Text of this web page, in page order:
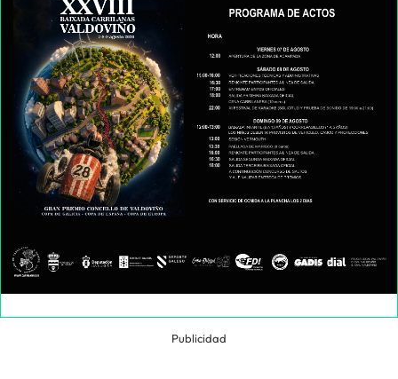
Publicidad